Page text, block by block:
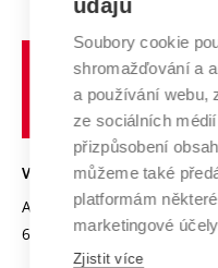
Systém zajišťování kvality
Výzkumné infrastruktury
Transfer znalostí
Open Science
Projekty
Projekty ze strukturálních
Specifický výzkum
Zahraniční spolupráce
Spolupráce se školami
Služby univerzity
Mezinárodní dohody
Univerzitní sítě
Profil univerzity
Udržitelná univerzita
Podnikavá univerzita /
Bezpečná univerzita
Vyznamenání
Organizační struktura
VYSOKÉ UČENÍ
Antonínská 548/1
602 00 Brno
údajů
Soubory cookie
shromažďování a
a používání webu,
ze sociálních
přizpůsobení
můžeme také
platformám
marketingové
Zjistit více